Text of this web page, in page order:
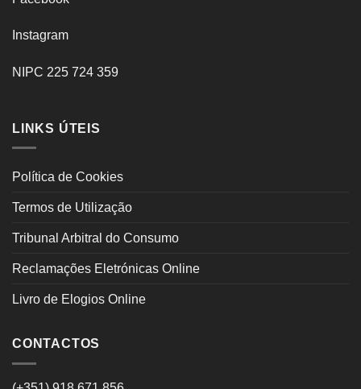
Instagram
NIPC 225 724 359
LINKS ÚTEIS
Política de Cookies
Termos de Utilização
Tribunal Arbitral do Consumo
Reclamações Eletrónicas Online
Livro de Elogios Online
CONTACTOS